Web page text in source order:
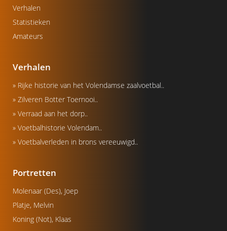
Verhalen
Statistieken
Amateurs
Verhalen
» Rijke historie van het Volendamse zaalvoetbal..
» Zilveren Botter Toernooi..
» Verraad aan het dorp..
» Voetbalhistorie Volendam..
» Voetbalverleden in brons vereeuwigd..
Portretten
Molenaar (Des), Joep
Platje, Melvin
Koning (Not), Klaas